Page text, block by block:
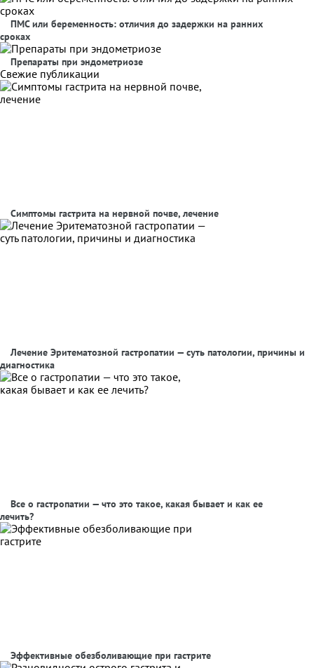
ПМС или беременность: отличия до задержки на ранних
сроках
Препараты при эндометриозе
Свежие публикации
Симптомы гастрита на нервной почве, лечение
Лечение Эритематозной гастропатии — суть патологии, причины и
диагностика
Все о гастропатии — что это такое, какая бывает и как ее
лечить?
Эффективные обезболивающие при гастрите